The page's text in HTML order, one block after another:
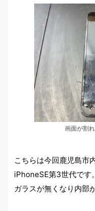
画面が割
こちらは今回鹿児島市
iPhoneSE第3世代です
ガラスが無くなり内部